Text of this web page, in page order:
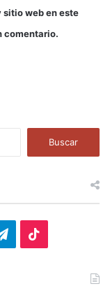
sitio web en este
comentario.
: